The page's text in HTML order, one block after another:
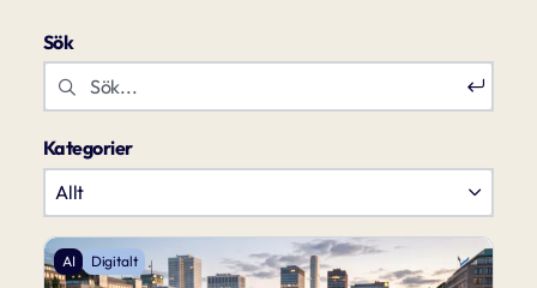
Kategorier
Sök
AI Digitalt